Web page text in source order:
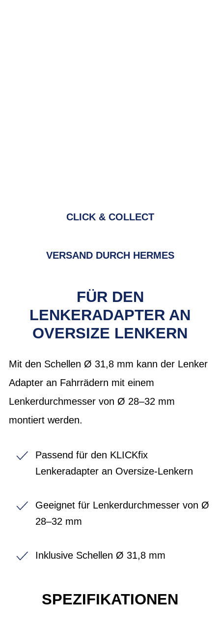
CLICK & COLLECT
VERSAND DURCH HERMES
FÜR DEN
LENKERADAPTER AN
OVERSIZE LENKERN
Mit den Schellen Ø 31,8 mm kann der Lenker
Adapter an Fahrrädern mit einem
Lenkerdurchmesser von Ø 28–32 mm
montiert werden.
Passend für den KLICKfix
Lenkeradapter an Oversize-Lenkern
Geeignet für Lenkerdurchmesser von Ø
28–32 mm
Inklusive Schellen Ø 31,8 mm
SPEZIFIKATIONEN